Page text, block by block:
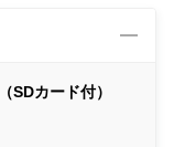
SDカード付）